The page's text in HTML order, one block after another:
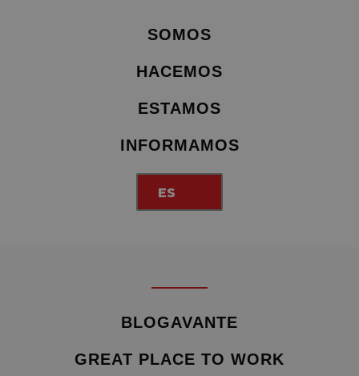
SOMOS
HACEMOS
ESTAMOS
INFORMAMOS
ES
BLOGAVANTE
GREAT PLACE TO WORK